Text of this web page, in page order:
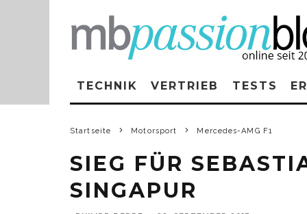
TECHNIK VERTRIEB TESTS
Startseite Motorsport Mercedes-AMG F1
SIEG FÜR
SINGAPUR